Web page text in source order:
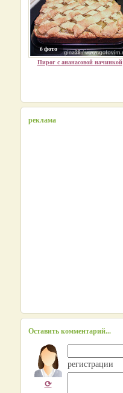
6 фото
Пирог с ананасовой начинкой
реклама
Оставить комментарий...
⟳
регистрации